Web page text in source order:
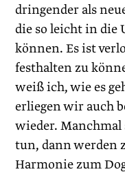
dringender als
die so leicht in
können. Es ist
festhalten zu
weiß ich, wie es
erliegen wir auch
wieder. Manchmal
tun, dann werden
Harmonie zum